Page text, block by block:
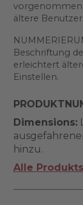
vorgenommen
ältere Benutzer.
Beschriftung
erleichtert
Einstellen.
Dimensions:
hinzu.
Alle